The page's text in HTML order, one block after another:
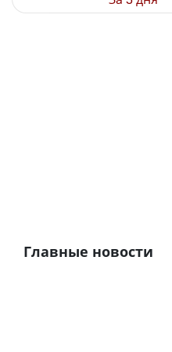
Главные новости